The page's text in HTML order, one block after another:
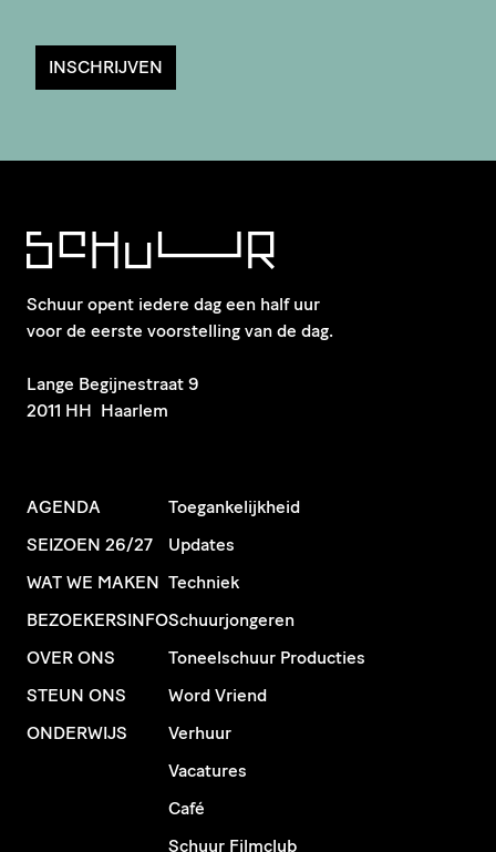
INSCHRIJVEN
Schuur opent iedere dag een half uur
voor de eerste voorstelling van de dag.
​Lange Begijnestraat 9
2011 HH Haarlem
AGENDA
SEIZOEN 26/27
WAT WE MAKEN
BEZOEKERSINFO
OVER ONS
STEUN ONS
ONDERWIJS
Toegankelijkheid
Updates
Techniek
Schuurjongeren
Toneelschuur Producties
Word Vriend
Verhuur
Vacatures
Café
Schuur Filmclub